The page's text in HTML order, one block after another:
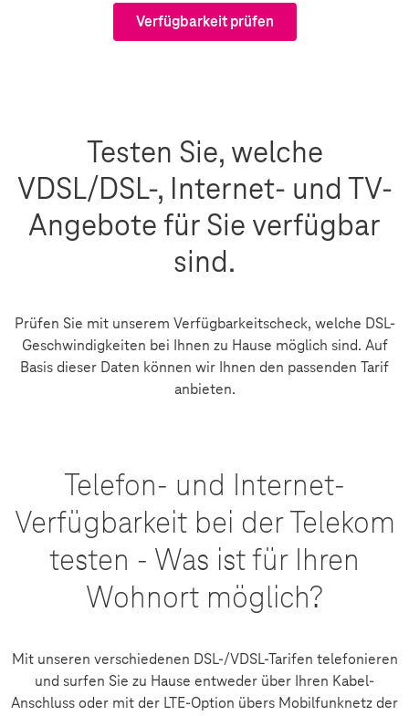
Verfügbarkeit prüfen
Testen Sie, welche
VDSL/DSL-, Internet- und TV-
Angebote für Sie verfügbar
sind.
Prüfen Sie mit unserem Verfügbarkeitscheck, welche DSL-
Geschwindigkeiten bei Ihnen zu Hause möglich sind. Auf
Basis dieser Daten können wir Ihnen den passenden Tarif
anbieten.
Telefon- und Internet-
Verfügbarkeit bei der Telekom
testen - Was ist für Ihren
Wohnort möglich?
Mit unseren verschiedenen DSL-/VDSL-Tarifen telefonieren
und surfen Sie zu Hause entweder über Ihren Kabel-
Anschluss oder mit der LTE-Option übers Mobilfunknetz der